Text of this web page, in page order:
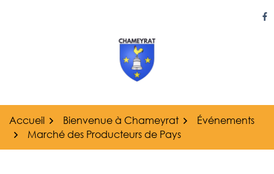
Accueil Bienvenue à Chameyrat
Événements
Marché des Producteurs de Pays